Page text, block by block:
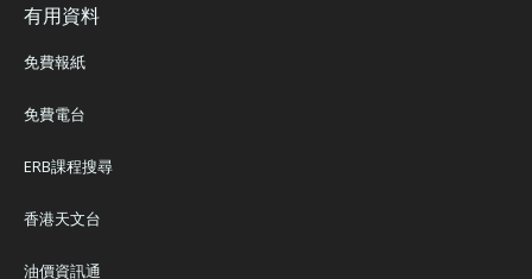
有用資料
免費報紙
免費電台
ERB課程搜尋
香港天文台
油價資訊通